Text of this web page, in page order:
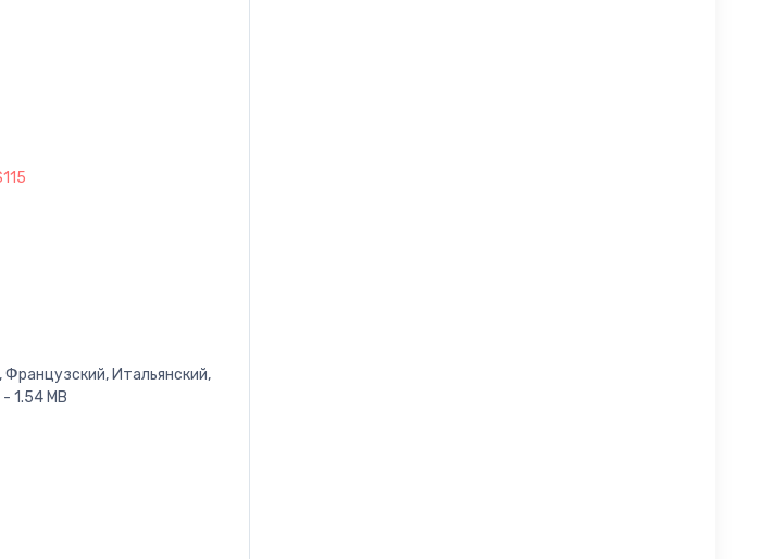
Французский, Итальянский,
1.54 MB